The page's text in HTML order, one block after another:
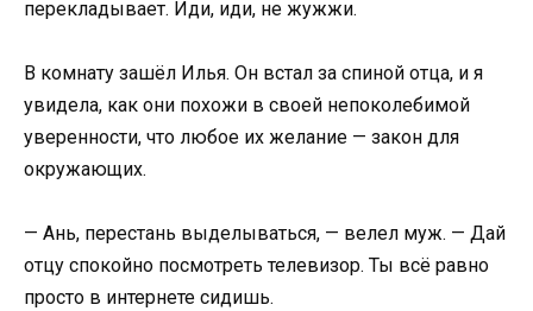
перекладывает. Иди, иди, не жужжи.
В комнату зашёл Илья. Он встал за спиной отца, и я
увидела, как они похожи в своей непоколебимой
уверенности, что любое их желание — закон для
окружающих.
— Ань, перестань выделываться, — велел муж. — Дай
отцу спокойно посмотреть телевизор. Ты всё равно
просто в интернете сидишь.